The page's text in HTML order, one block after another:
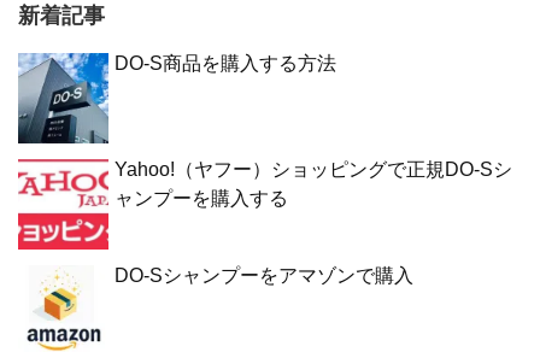
新着記事
DO-S商品を購入する方法
Yahoo!（ヤフー）ショッピングで正規DO-Sシ
ャンプーを購入する
DO-Sシャンプーをアマゾンで購入